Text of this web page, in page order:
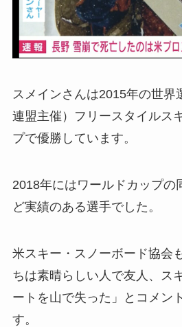
スメインさんは2015年の世界
連盟主催）フリースタイルス
プで優勝しています。
2018年にはワールドカップの
ど実績のある選手でした。
米スキー・スノーボード協会
ちは素晴らしい人で友人、ス
ートを山で失った」とコメン
す。